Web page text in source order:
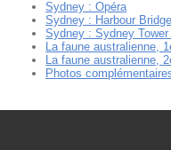
Sydney : Opéra
Sydney : Harbour
Sydney : Sydney
La faune australienne,
La faune australienne,
Photos